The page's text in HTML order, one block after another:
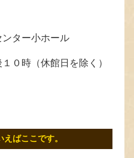
ター小ホール
０時（休館日を除く）
ばここです。